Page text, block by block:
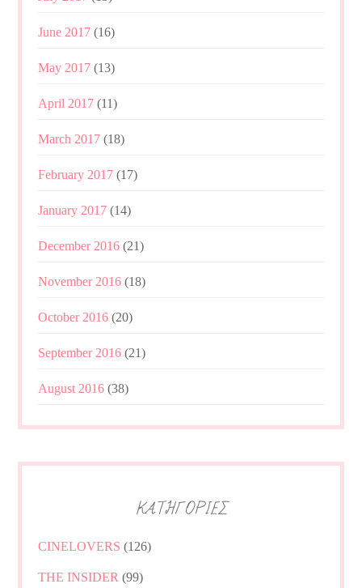
June 2017 (16)
May 2017 (13)
April 2017 (11)
March 2017 (18)
February 2017 (17)
January 2017 (14)
December 2016 (21)
November 2016 (18)
October 2016 (20)
September 2016 (21)
August 2016 (38)
ΚΑΤΗΓΟΡΙΕΣ
CINELOVERS (126)
THE INSIDER (99)